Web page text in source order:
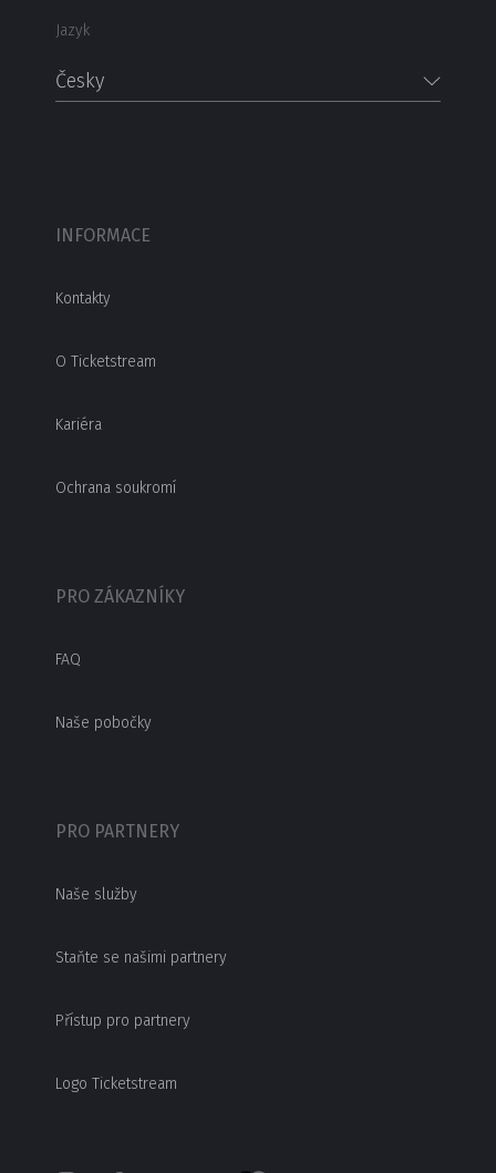
Jazyk
Česky
INFORMACE
Kontakty
O Ticketstream
Kariéra
Ochrana soukromí
PRO ZÁKAZNÍKY
FAQ
Naše pobočky
PRO PARTNERY
Naše služby
Staňte se našimi partnery
Přístup pro partnery
Logo Ticketstream